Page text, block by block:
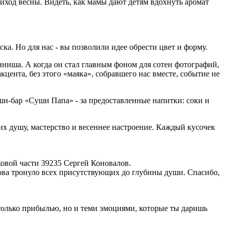
Но для нас - вы позволили идее обрести цвет и форму.
А когда он стал главным фоном для сотен фотографий,
без этого «маяка», собравшего нас вместе, событие не
бар «Суши Папа» - за предоставленные напитки: соки и
мастерство и весеннее настроение. Каждый кусочек
части 39235 Сергей Коновалов.
тронуло всех присутствующих до глубины души. Спасибо,
прибылью, но и теми эмоциями, которые ты даришь